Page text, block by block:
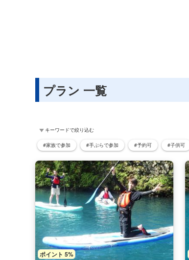
プラン 一覧
キーワードで絞り込む
#家族で参加 #手ぶらで参加 #予約可 #子供可
ポイント 5%